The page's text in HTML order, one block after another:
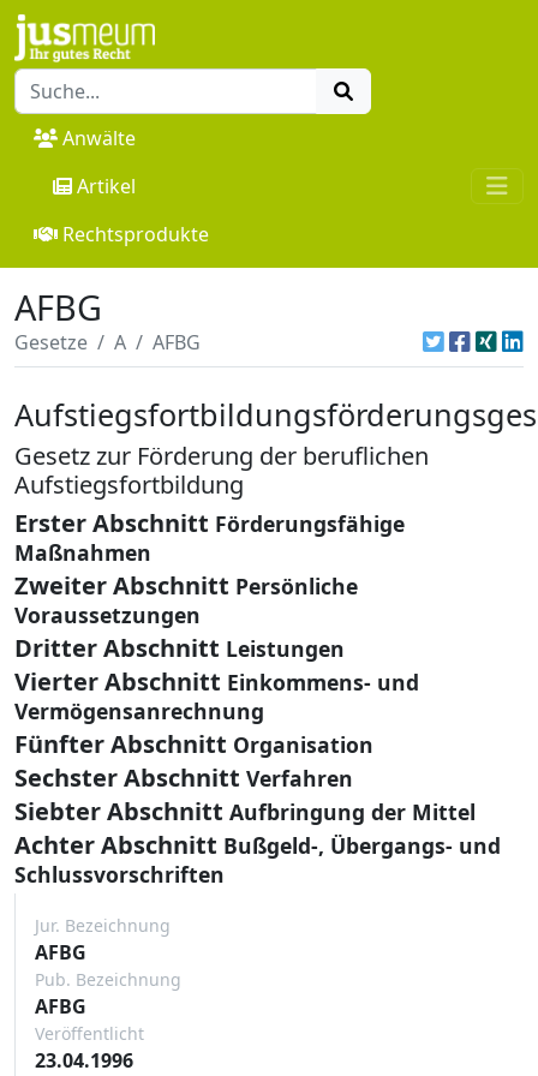
Anwälte
Artikel
Rechtsprodukte
AFBG
Gesetze A AFBG
Gesetz zur Förderung der beruflichen
Aufstiegsfortbildung
Erster Abschnitt Förderungsfähige
Maßnahmen
Zweiter Abschnitt Persönliche
Voraussetzungen
Dritter Abschnitt Leistungen
Vierter Abschnitt Einkommens- und
Vermögensanrechnung
Fünfter Abschnitt Organisation
Sechster Abschnitt Verfahren
Siebter Abschnitt Aufbringung der Mittel
Achter Abschnitt Bußgeld-, Übergangs- und
Schlussvorschriften
Jur. Bezeichnung
AFBG
Pub. Bezeichnung
AFBG
Veröffentlicht
23.04.1996